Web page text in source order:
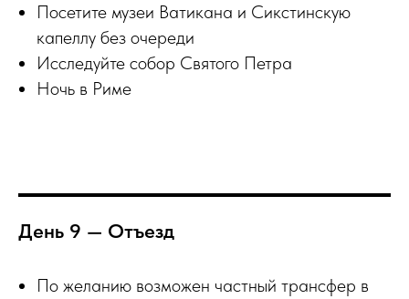
Посетите музеи Ватикана и Сикстинскую
капеллу без очереди
Исследуйте собор Святого Петра
Ночь в Риме
День 9 — Отъезд
По желанию возможен частный трансфер в